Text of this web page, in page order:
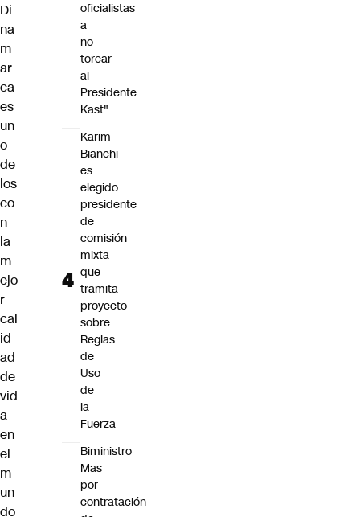
Di
na
m
ar
ca
es
un
o
de
los
co
n
la
m
ejo
r
cal
id
ad
de
vid
a
en
el
m
un
do
oficialistas
a
no
torear
al
Presidente
Kast"
Karim
Bianchi
es
elegido
presidente
de
comisión
mixta
que
tramita
proyecto
sobre
Reglas
de
Uso
de
la
Fuerza
Biministro
Mas
por
contratación